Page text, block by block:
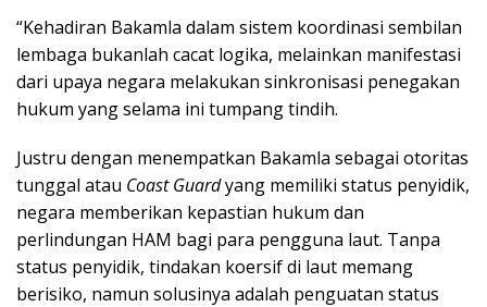
“Kehadiran Bakamla dalam sistem koordinasi sembilan
lembaga bukanlah cacat logika, melainkan manifestasi
dari upaya negara melakukan sinkronisasi penegakan
hukum yang selama ini tumpang tindih.
Justru dengan menempatkan Bakamla sebagai otoritas
tunggal atau Coast Guardyang memiliki status penyidik,
negara memberikan kepastian hukum dan
perlindungan HAM bagi para pengguna laut. Tanpa
status penyidik, tindakan koersif di laut memang
berisiko, namun solusinya adalah penguatan status